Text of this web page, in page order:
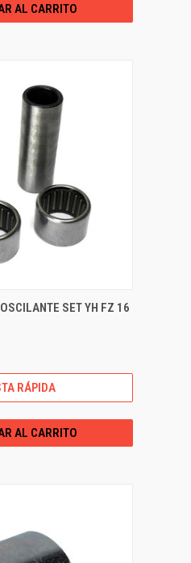
AL CARRITO
SET YH FZ 16
RÁPIDA
AL CARRITO